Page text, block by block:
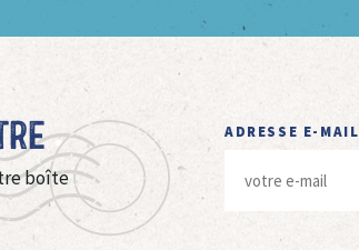
boîte
ADRESSE E-MAIL